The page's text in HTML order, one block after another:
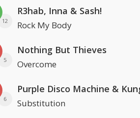
12
R3hab, Inna & Sash!
Rock My Body
5
Nothing But Thieves
Overcome
6
Purple Disco Machine &
Substitution